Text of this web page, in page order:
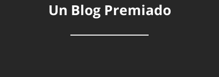
Un Blog Premiado